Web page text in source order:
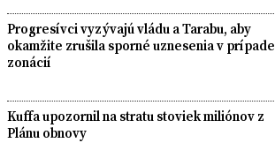
Progresívci vyzývajú vládu a Tarabu, aby
okamžite zrušila sporné uznesenia v prípade
zonácií
Kuffa upozornil na stratu stoviek miliónov z
Plánu obnovy